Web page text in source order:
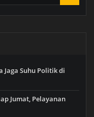
Jaga Suhu Politik di
Jumat, Pelayanan